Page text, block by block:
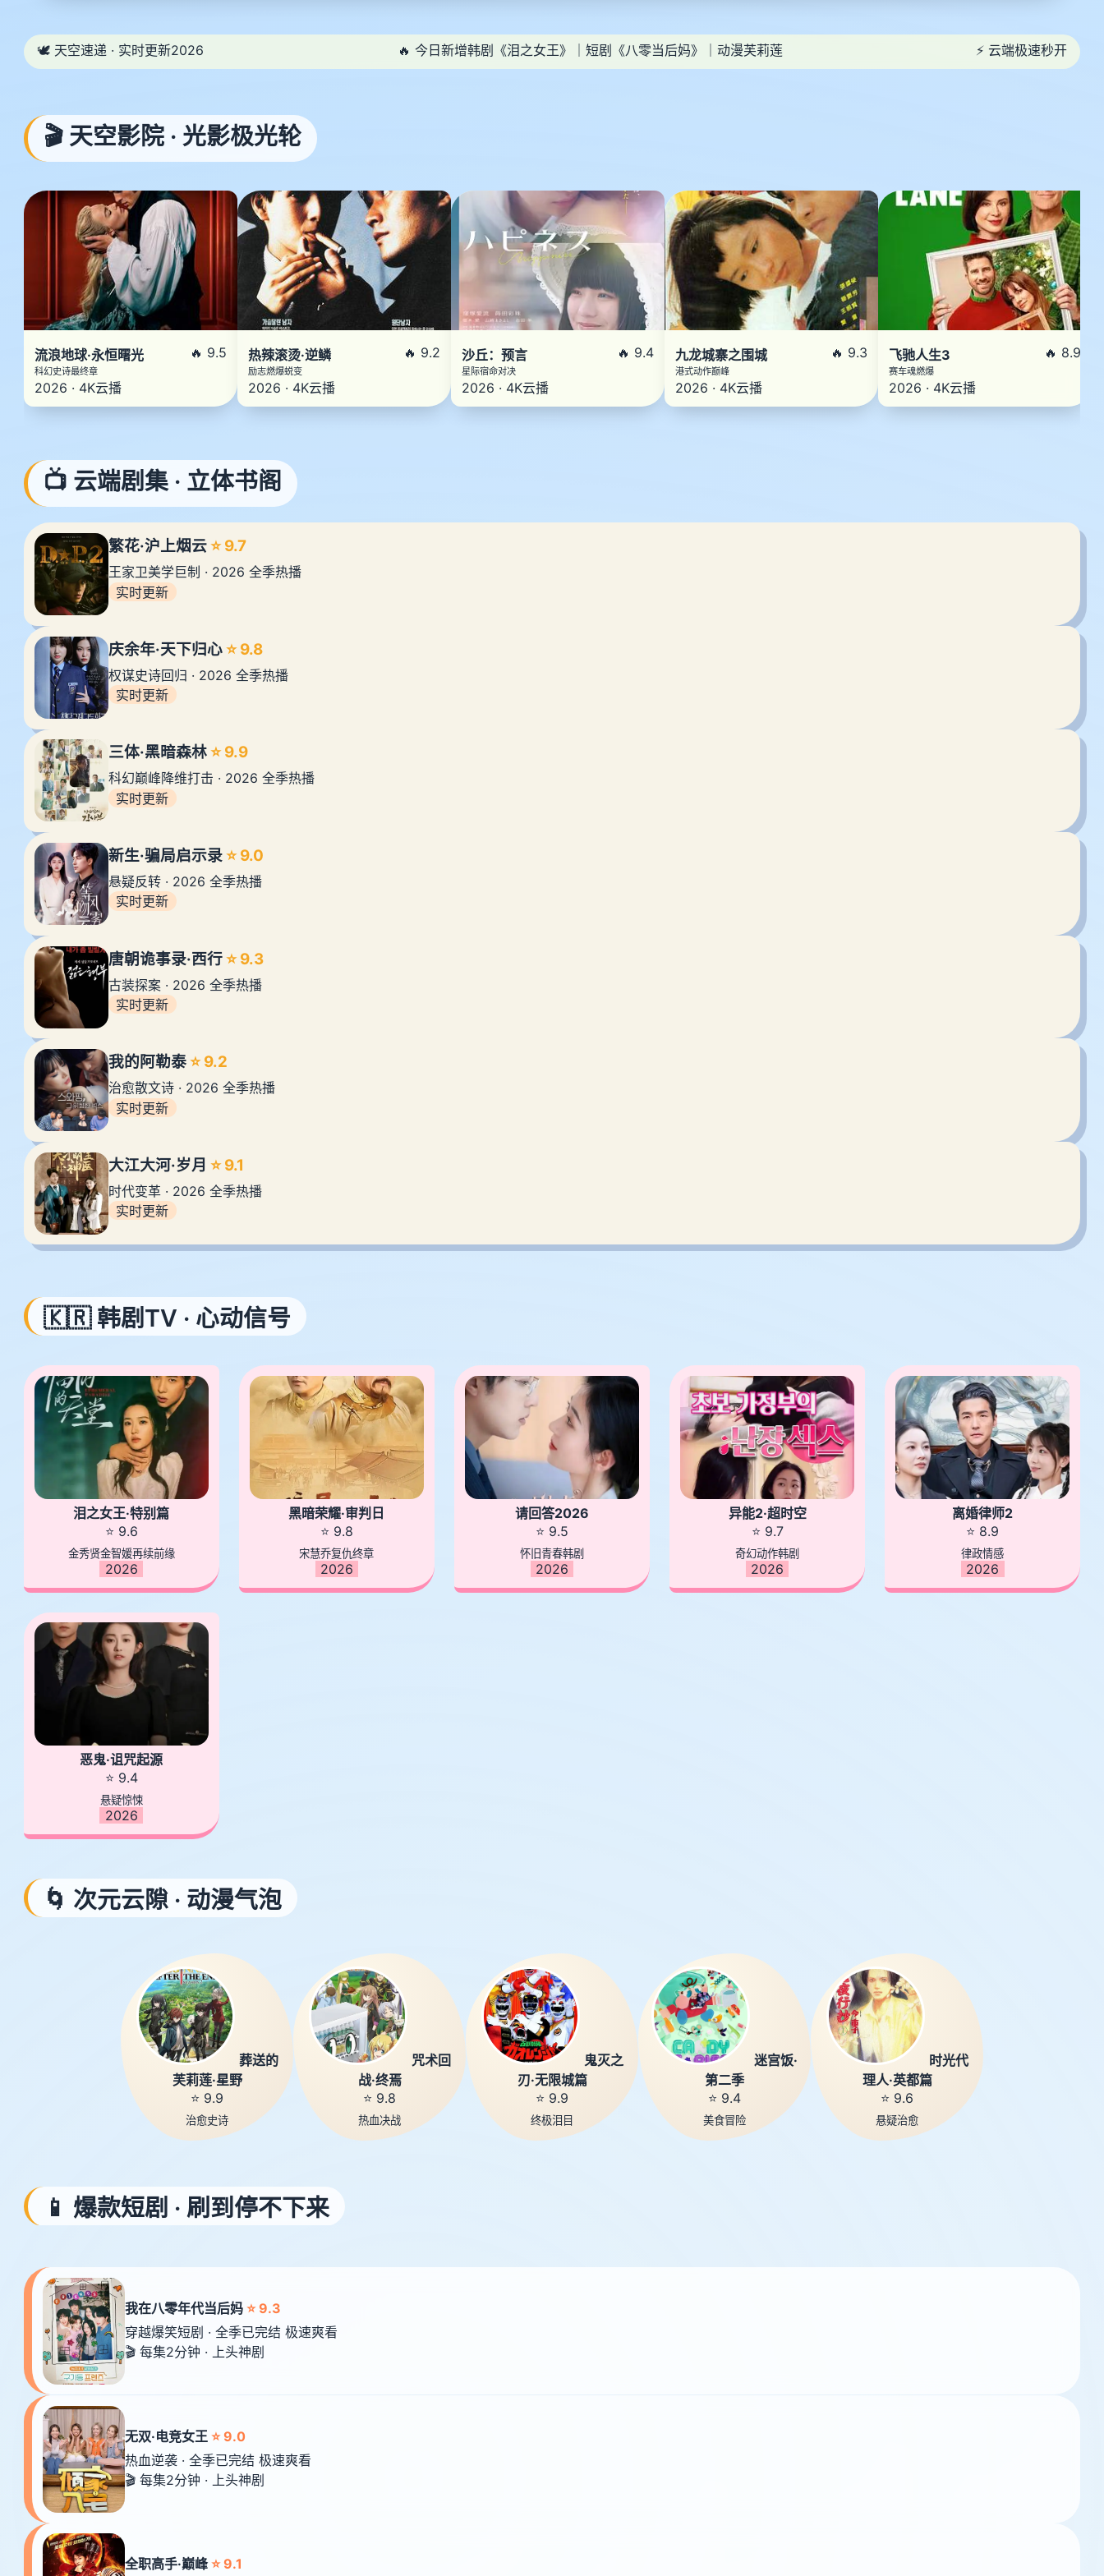
🕊️ 天空速递 · 实时更新2026 🔥 今日新增韩剧《泪之女王》｜短剧《八零当后妈》｜动漫芙莉莲 ⚡ 云端极速秒开
🎬 天空影院 · 光影极光轮
流浪地球·永恒曙光 🔥 9.5
科幻史诗最终章
2026 · 4K云播
热辣滚烫·逆鳞 🔥 9.2
励志燃爆蜕变
2026 · 4K云播
沙丘：预言 🔥 9.4
星际宿命对决
2026 · 4K云播
九龙城寨之围城 🔥 9.3
港式动作巅峰
2026 · 4K云播
飞驰人生3 🔥 8.9
赛车魂燃爆
2026 · 4K云播
📺 云端剧集 · 立体书阁
繁花·沪上烟云⭐ 9.7
王家卫美学巨制 · 2026 全季热播
实时更新
庆余年·天下归心⭐ 9.8
权谋史诗回归 · 2026 全季热播
实时更新
三体·黑暗森林⭐ 9.9
科幻巅峰降维打击 · 2026 全季热播
实时更新
新生·骗局启示录⭐ 9.0
悬疑反转 · 2026 全季热播
实时更新
唐朝诡事录·西行⭐ 9.3
古装探案 · 2026 全季热播
实时更新
我的阿勒泰⭐ 9.2
治愈散文诗 · 2026 全季热播
实时更新
大江大河·岁月 ⭐ 9.1
时代变革 · 2026 全季热播
实时更新
🇰🇷 韩剧TV · 心动信号
泪之女王·特别篇
⭐ 9.6
金秀贤金智媛再续前缘
2026
黑暗荣耀·审判日
⭐ 9.8
宋慧乔复仇终章
2026
请回答2026
⭐ 9.5
怀旧青春韩剧
2026
异能2·超时空
⭐ 9.7
奇幻动作韩剧
2026
离婚律师2
⭐ 8.9
律政情感
2026
恶鬼·诅咒起源
⭐ 9.4
悬疑惊悚
2026
🌀 次元云隙 · 动漫气泡
葬送的
芙莉莲·星野
⭐ 9.9
治愈史诗
咒术回
战·终焉
⭐ 9.8
热血决战
鬼灭之
刃·无限城篇
⭐ 9.9
终极泪目
迷宫饭·
第二季
⭐ 9.4
美食冒险
时光代
理人·英都篇
⭐ 9.6
悬疑治愈
📱 爆款短剧 · 刷到停不下来
我在八零年代当后妈 ⭐ 9.3
穿越爆笑短剧 · 全季已完结 极速爽看
🎬 每集2分钟 · 上头神剧
无双·电竞女王 ⭐ 9.0
热血逆袭 · 全季已完结 极速爽看
🎬 每集2分钟 · 上头神剧
全职高手·巅峰⭐ 9.1